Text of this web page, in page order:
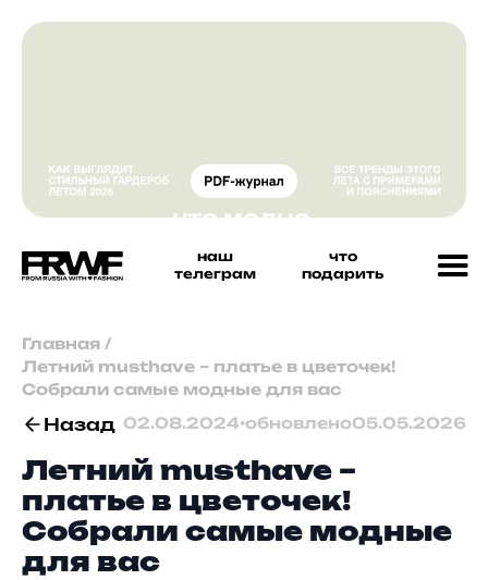
наш
телеграм
что
подарить
Главная /
Летний musthave – платье в цветочек!
Собрали самые модные для вас
Назад 02.08.2024•обновлено05.05.2026
Летний musthave –
платье в цветочек!
Собрали самые модные
для вас